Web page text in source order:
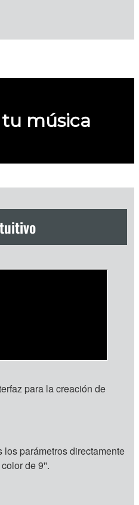
música
para la creación de
parámetros directamente
de 9''.